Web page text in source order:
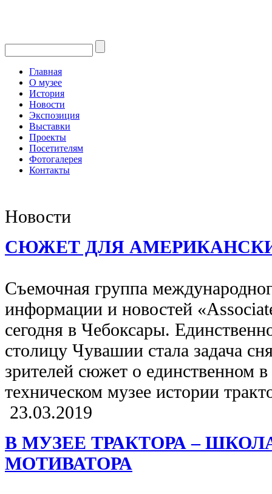
Главная
О музее
История
Новости
Экспозиция
Выставки
Проекты
Посетителям
Фотогалерея
Контакты
Новости
СЮЖЕТ ДЛЯ
Съемочная группа
информации и новостей
сегодня в Чебоксары.
столицу Чувашии стала задача
зрителей сюжет о единственном
техническом музее истории
23.03.2019
В МУЗЕЕ ТРАКТОРА –
МОТИВАТОРА